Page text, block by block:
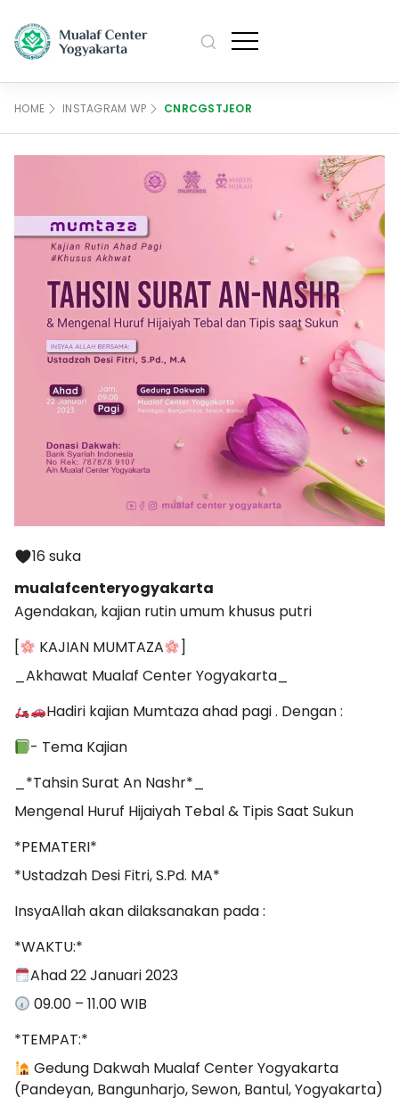
Profile
Pengurus
Data Mualaf
Artikel
Kajian
Kontak Kami
Bahasa
English
日本語
HOME INSTAGRAM WP CNRCGSTJEOR
16 suka
mualafcenteryogyakarta
Agendakan, kajian rutin umum khusus putri
[
KAJIAN MUMTAZA
]
_Akhawat Mualaf Center Yogyakarta_
Hadiri kajian Mumtaza ahad pagi . Dengan :
- Tema Kajian
_*Tahsin Surat An Nashr*_
Mengenal Huruf Hijaiyah Tebal & Tipis Saat Sukun
*PEMATERI*
*Ustadzah Desi Fitri, S.Pd. MA*
InsyaAllah akan dilaksanakan pada :
*WAKTU:*
Ahad 22 Januari 2023
09.00 – 11.00 WIB
*TEMPAT:*
Gedung Dakwah Mualaf Center Yogyakarta
(Pandeyan, Bangunharjo, Sewon, Bantul, Yogyakarta)